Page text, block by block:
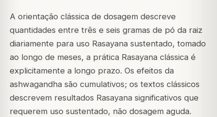
A orientação clássica de dosagem descreve
quantidades entre três e seis gramas de pó da raiz
diariamente para uso Rasayana sustentado, tomado
ao longo de meses, a prática Rasayana clássica é
explicitamente a longo prazo. Os efeitos da
ashwagandha são cumulativos; os textos clássicos
descrevem resultados Rasayana significativos que
requerem uso sustentado, não dosagem aguda.